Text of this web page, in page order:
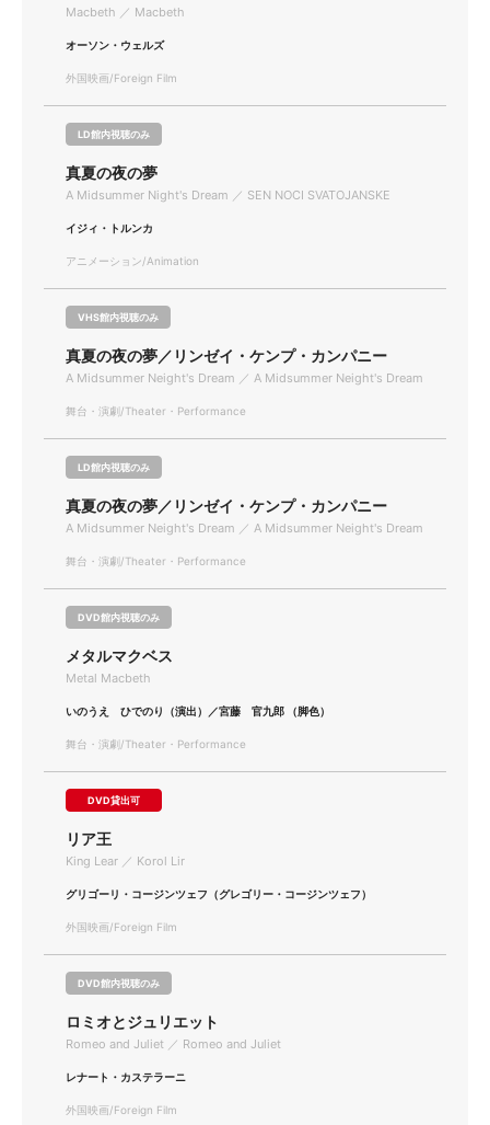
Macbeth ／ Macbeth
オーソン・ウェルズ
外国映画/Foreign Film
LD館内視聴のみ
真夏の夜の夢
A Midsummer Night's Dream ／ SEN NOCI SVATOJANSKE
イジィ・トルンカ
アニメーション/Animation
VHS館内視聴のみ
真夏の夜の夢／リンゼイ・ケンプ・カンパニー
A Midsummer Neight's Dream ／ A Midsummer Neight's Dream
舞台・演劇/Theater・Performance
LD館内視聴のみ
真夏の夜の夢／リンゼイ・ケンプ・カンパニー
A Midsummer Neight's Dream ／ A Midsummer Neight's Dream
舞台・演劇/Theater・Performance
DVD館内視聴のみ
メタルマクベス
Metal Macbeth
いのうえ ひでのり（演出）／宮藤 官九郎 （脚色）
舞台・演劇/Theater・Performance
DVD貸出可
リア王
King Lear ／ Korol Lir
グリゴーリ・コージンツェフ（グレゴリー・コージンツェフ）
外国映画/Foreign Film
DVD館内視聴のみ
ロミオとジュリエット
Romeo and Juliet ／ Romeo and Juliet
レナート・カステラーニ
外国映画/Foreign Film